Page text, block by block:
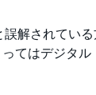
解されてい
てはデジタ